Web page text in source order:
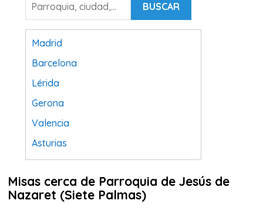
BUSCAR
Madrid
Barcelona
Lérida
Gerona
Valencia
Asturias
Tarragona
Navarra
Valladolid
Misas cerca de Parroquia de Jesús de
Nazaret (Siete Palmas)